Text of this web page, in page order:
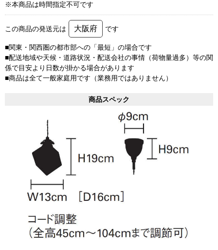
※本商品は時間指定不可です
この商品の発送元は 大阪府 です
■関東・関西圏の都市部への「最短」の場合です
■配送地域や天候・道路状況・配送会社の事情（荷物量過多）等の関
係で目安より日数が掛かる場合があります
■商品は全て一般家庭用です（業務用ではありません）
商品スペック